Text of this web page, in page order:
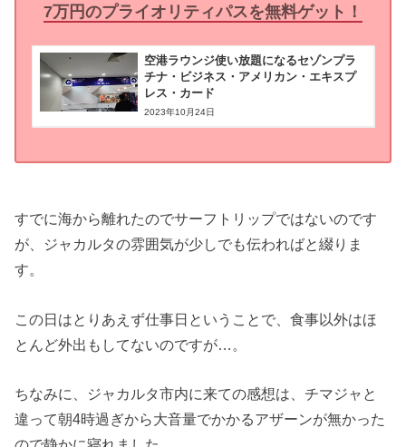
7万円のプライオリティパスを無料ゲット！
空港ラウンジ使い放題になるセゾンプラ
チナ・ビジネス・アメリカン・エキスプ
レス・カード
2023年10月24日
すでに海から離れたのでサーフトリップではないのです
が、ジャカルタの雰囲気が少しでも伝わればと綴りま
す。
この日はとりあえず仕事日ということで、食事以外はほ
とんど外出もしてないのですが…。
ちなみに、ジャカルタ市内に来ての感想は、チマジャと
違って朝4時過ぎから大音量でかかるアザーンが無かった